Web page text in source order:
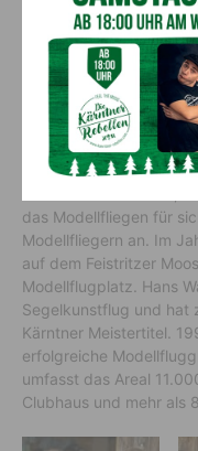
(c)
Faszination
das Modellfliegen für
Modellfliegern an. Im
auf dem Feistritzer
Modellflugplatz. Hans
Segelkunstflug und hat
Kärntner Meistertitel.
erfolgreiche
umfasst das Areal
Clubhaus und mehr als